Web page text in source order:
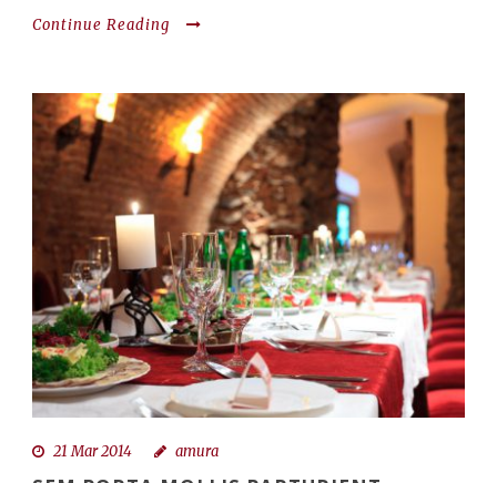
Continue Reading
21 Mar 2014 amura